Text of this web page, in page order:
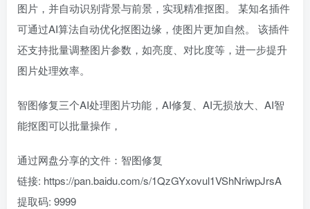
图片，并自动识别背景与前景，实现精准抠图。 某知名插件
可通过AI算法自动优化抠图边缘，使图片更加自然。 该插件
还支持批量调整图片参数，如亮度、对比度等，进一步提升
图片处理效率。
智图修复三个AI处理图片功能，AI修复、AI无损放大、AI智
能抠图可以批量操作，
通过网盘分享的文件：智图修复
链接: https://pan.baidu.com/s/1QzGYxovul1VShNriwpJrsA
提取码: 9999